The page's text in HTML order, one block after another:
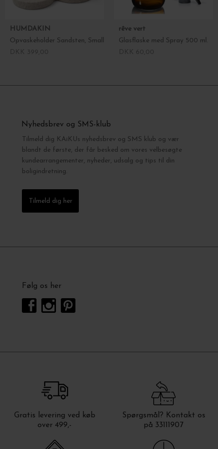
HUMDAKIN
Opvaskeholder Sandsten, Small
rêve vert
Glasflaske med Spray 500 ml.
Nyhedsbrev og SMS-klub
Tilmeld dig KAiKUs nyhedsbrev og SMS klub og vær
blandt de første, der får besked om vores velbesøgte
kundearrangementer, nyheder, udsalg og tips til din
boligindretning.
Tilmeld dig her
Følg os her
Gratis levering ved køb
over 499,-
Spørgsmål? Kontakt os
på 33111907